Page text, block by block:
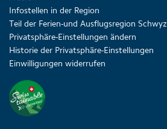
Infostellen in der Region
Teil der Ferien-und Ausflugsregion Schwyz
Privatsphäre-Einstellungen ändern
Historie der Privatsphäre-Einstellungen
Einwilligungen widerrufen